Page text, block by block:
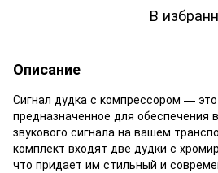
В
Описание
Сигнал дудка с компрессором —
предназначенное для обеспечения
звукового сигнала на вашем
комплект входят две дудки с
что придает им стильный и